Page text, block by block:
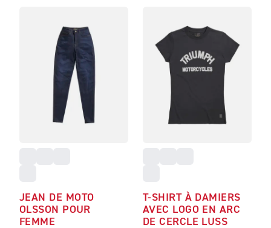
JEAN DE MOTO
OLSSON POUR
FEMME
T-SHIRT À DAMIERS
AVEC LOGO EN ARC
DE CERCLE LUSS